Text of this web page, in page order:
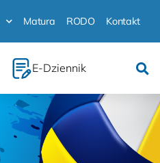
Matura RODO Kontakt
E-Dziennik